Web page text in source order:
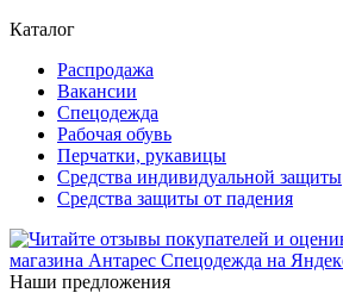
Каталог
Распродажа
Вакансии
Спецодежда
Рабочая обувь
Перчатки, рукавицы
Средства индивидуальной защиты
Средства защиты от падения
Наши предложения